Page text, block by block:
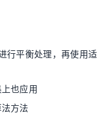
行平衡处理，再使用适
也应用
方法